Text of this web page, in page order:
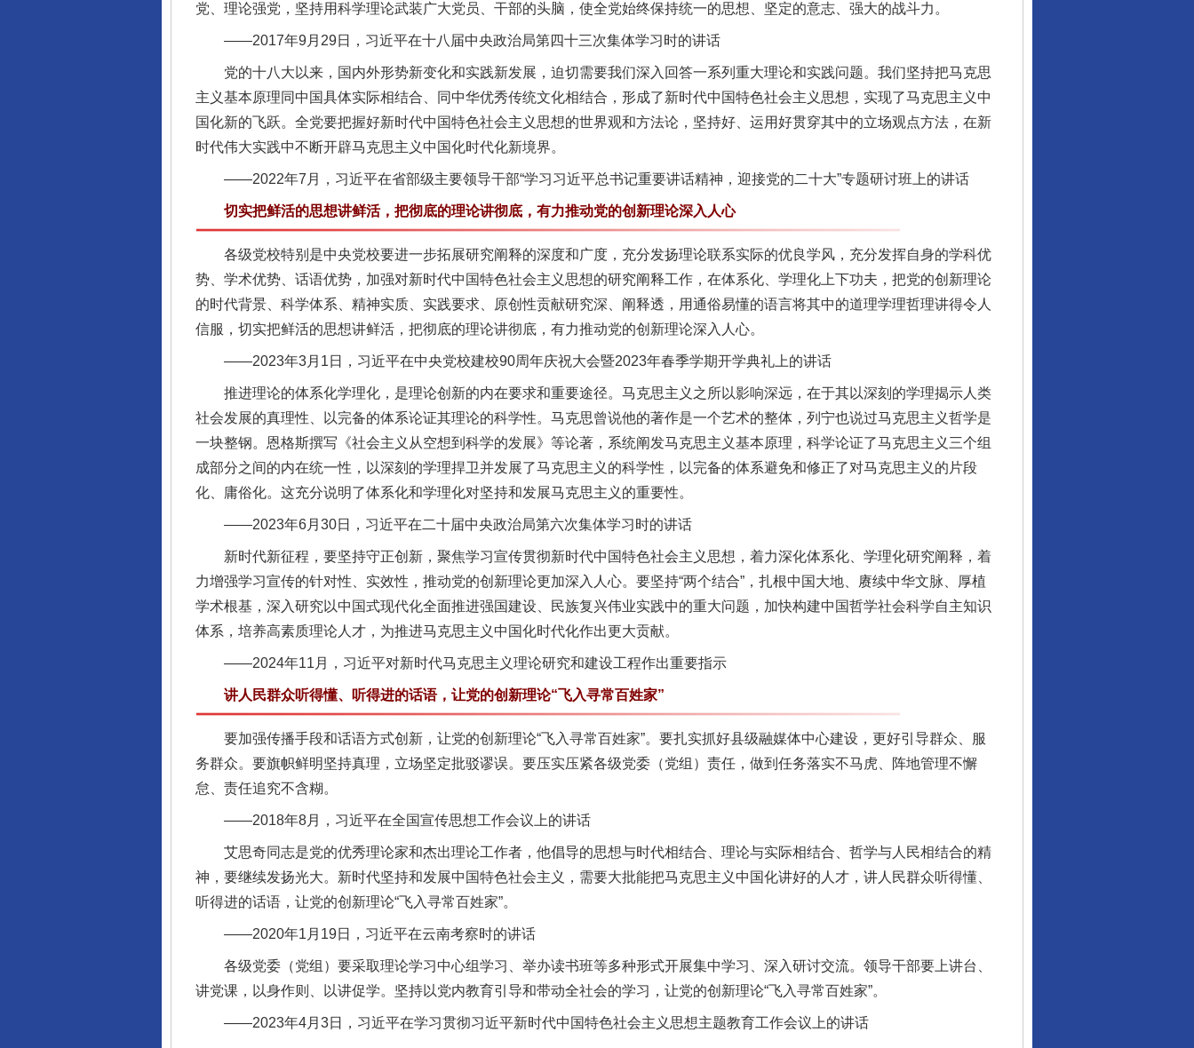
党、理论强党，坚持用科学理论武装广大党员、干部的头脑，使全党始终保持统一的思想、坚定的意志、强大的战斗力。
——2017年9月29日，习近平在十八届中央政治局第四十三次集体学习时的讲话
党的十八大以来，国内外形势新变化和实践新发展，迫切需要我们深入回答一系列重大理论和实践问题。我们坚持把马克思
主义基本原理同中国具体实际相结合、同中华优秀传统文化相结合，形成了新时代中国特色社会主义思想，实现了马克思主义中
国化新的飞跃。全党要把握好新时代中国特色社会主义思想的世界观和方法论，坚持好、运用好贯穿其中的立场观点方法，在新
时代伟大实践中不断开辟马克思主义中国化时代化新境界。
——2022年7月，习近平在省部级主要领导干部“学习习近平总书记重要讲话精神，迎接党的二十大”专题研讨班上的讲话
切实把鲜活的思想讲鲜活，把彻底的理论讲彻底，有力推动党的创新理论深入人心
各级党校特别是中央党校要进一步拓展研究阐释的深度和广度，充分发扬理论联系实际的优良学风，充分发挥自身的学科优
势、学术优势、话语优势，加强对新时代中国特色社会主义思想的研究阐释工作，在体系化、学理化上下功夫，把党的创新理论
的时代背景、科学体系、精神实质、实践要求、原创性贡献研究深、阐释透，用通俗易懂的语言将其中的道理学理哲理讲得令人
信服，切实把鲜活的思想讲鲜活，把彻底的理论讲彻底，有力推动党的创新理论深入人心。
——2023年3月1日，习近平在中央党校建校90周年庆祝大会暨2023年春季学期开学典礼上的讲话
推进理论的体系化学理化，是理论创新的内在要求和重要途径。马克思主义之所以影响深远，在于其以深刻的学理揭示人类
社会发展的真理性、以完备的体系论证其理论的科学性。马克思曾说他的著作是一个艺术的整体，列宁也说过马克思主义哲学是
一块整钢。恩格斯撰写《社会主义从空想到科学的发展》等论著，系统阐发马克思主义基本原理，科学论证了马克思主义三个组
成部分之间的内在统一性，以深刻的学理捍卫并发展了马克思主义的科学性，以完备的体系避免和修正了对马克思主义的片段
化、庸俗化。这充分说明了体系化和学理化对坚持和发展马克思主义的重要性。
——2023年6月30日，习近平在二十届中央政治局第六次集体学习时的讲话
新时代新征程，要坚持守正创新，聚焦学习宣传贯彻新时代中国特色社会主义思想，着力深化体系化、学理化研究阐释，着
力增强学习宣传的针对性、实效性，推动党的创新理论更加深入人心。要坚持“两个结合”，扎根中国大地、赓续中华文脉、厚植
学术根基，深入研究以中国式现代化全面推进强国建设、民族复兴伟业实践中的重大问题，加快构建中国哲学社会科学自主知识
体系，培养高素质理论人才，为推进马克思主义中国化时代化作出更大贡献。
——2024年11月，习近平对新时代马克思主义理论研究和建设工程作出重要指示
讲人民群众听得懂、听得进的话语，让党的创新理论“飞入寻常百姓家”
要加强传播手段和话语方式创新，让党的创新理论“飞入寻常百姓家”。要扎实抓好县级融媒体中心建设，更好引导群众、服
务群众。要旗帜鲜明坚持真理，立场坚定批驳谬误。要压实压紧各级党委（党组）责任，做到任务落实不马虎、阵地管理不懈
怠、责任追究不含糊。
——2018年8月，习近平在全国宣传思想工作会议上的讲话
艾思奇同志是党的优秀理论家和杰出理论工作者，他倡导的思想与时代相结合、理论与实际相结合、哲学与人民相结合的精
神，要继续发扬光大。新时代坚持和发展中国特色社会主义，需要大批能把马克思主义中国化讲好的人才，讲人民群众听得懂、
听得进的话语，让党的创新理论“飞入寻常百姓家”。
——2020年1月19日，习近平在云南考察时的讲话
各级党委（党组）要采取理论学习中心组学习、举办读书班等多种形式开展集中学习、深入研讨交流。领导干部要上讲台、
讲党课，以身作则、以讲促学。坚持以党内教育引导和带动全社会的学习，让党的创新理论“飞入寻常百姓家”。
——2023年4月3日，习近平在学习贯彻习近平新时代中国特色社会主义思想主题教育工作会议上的讲话
完善运行机制助力责任有效落实 一纸欠条伤亲情 巡回调解促和解.. 行业协会接连发公告